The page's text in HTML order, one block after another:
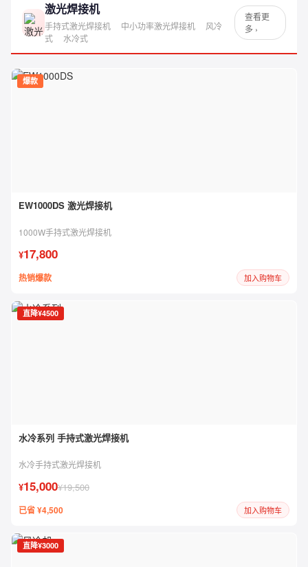
激光焊接机
手持式激光焊接机 中小功率激光焊接机
风冷
式
水冷式
查看更
多 ›
爆款
EW1000DS 激光焊接机
1000W手持式激光焊接机
¥17,800
热销爆款 加入购物车
直降¥4500
水冷系列 手持式激光焊接机
水冷手持式激光焊接机
¥15,000¥19,500
已省 ¥4,500 加入购物车
直降¥3000